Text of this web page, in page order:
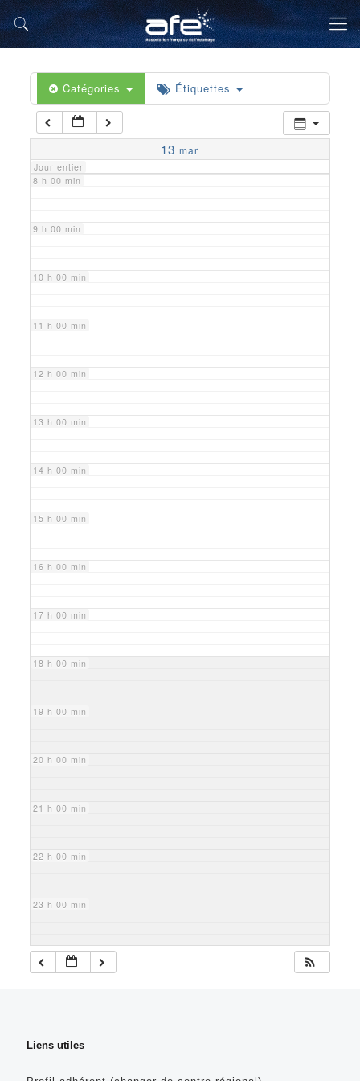
Catégories Étiquettes
13 mar
Jour entier
5 h 00 min
6 h 00 min
7 h 00 min
8 h 00 min
9 h 00 min
10 h 00 min
11 h 00 min
12 h 00 min
13 h 00 min
14 h 00 min
15 h 00 min
16 h 00 min
17 h 00 min
18 h 00 min
19 h 00 min
20 h 00 min
21 h 00 min
22 h 00 min
23 h 00 min
Liens utiles